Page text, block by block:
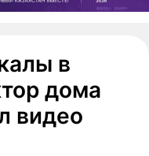
в
дома
видео